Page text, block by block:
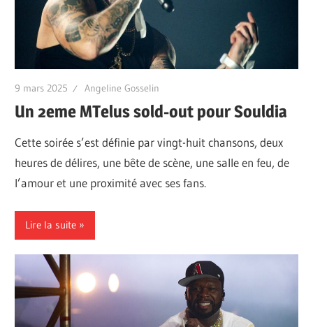
9 mars 2025 Angeline Gosselin
Un 2eme MTelus sold-out pour Souldia
Cette soirée s’est définie par vingt-huit chansons, deux
heures de délires, une bête de scène, une salle en feu, de
l’amour et une proximité avec ses fans.
Lire la suite